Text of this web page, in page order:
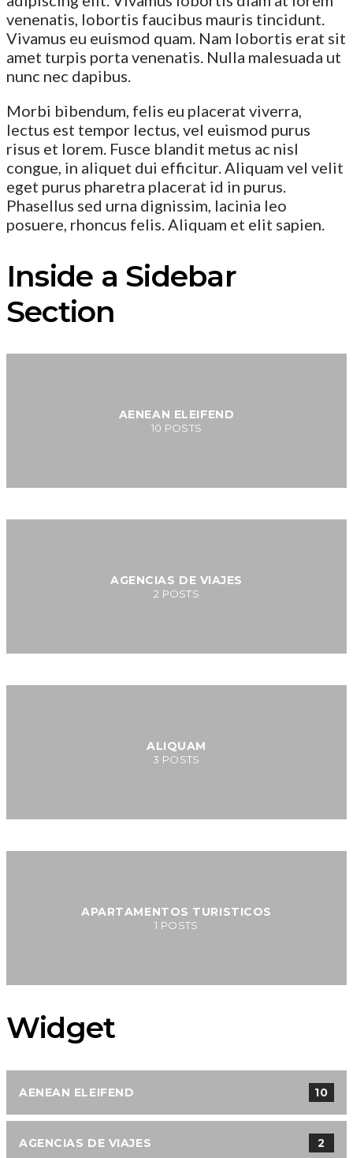
venenatis, lobortis faucibus mauris tincidunt.
Vivamus eu euismod quam. Nam lobortis erat sit
amet turpis porta venenatis. Nulla malesuada ut
nunc nec dapibus.
Morbi bibendum, felis eu placerat viverra,
lectus est tempor lectus, vel euismod purus
risus et lorem. Fusce blandit metus ac nisl
congue, in aliquet dui efficitur. Aliquam vel velit
eget purus pharetra placerat id in purus.
Phasellus sed urna dignissim, lacinia leo
posuere, rhoncus felis. Aliquam et elit sapien.
Inside a Sidebar
Section
AENEAN ELEIFEND
10 POSTS
AGENCIAS DE VIAJES
2 POSTS
ALIQUAM
3 POSTS
APARTAMENTOS TURISTICOS
1 POSTS
Widget
AENEAN ELEIFEND 10
AGENCIAS DE VIAJES 2